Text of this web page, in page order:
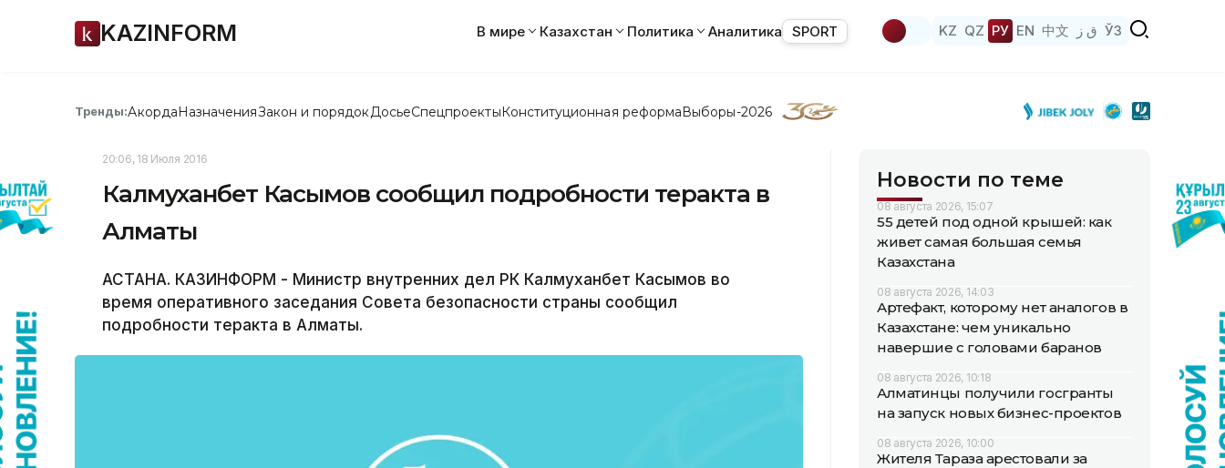
KAZINFORM В мире Казахстан Политика Аналитика SPORT KZ QZ РУ EN 中文 ق ز ЎЗ
Тренды:АкордаНазначенияЗакон и порядок ДосьеСпецпроектыКонституционная реформаВыборы-2026
20:06, 18 Июля 2016
Калмуханбет Касымов сообщил подробности теракта в
Алматы
АСТАНА. КАЗИНФОРМ - Министр внутренних дел РК Калмуханбет Касымов во
время оперативного заседания Совета безопасности страны сообщил
подробности теракта в Алматы.
Новости по теме
08 августа 2026, 15:07
55 детей под одной крышей: как
живет самая большая семья
Казахстана
08 августа 2026, 14:03
Артефакт, которому нет аналогов в
Казахстане: чем уникально
навершие с головами баранов
08 августа 2026, 10:18
Алматинцы получили госгранты
на запуск новых бизнес-проектов
08 августа 2026, 10:00
Жителя Тараза арестовали за